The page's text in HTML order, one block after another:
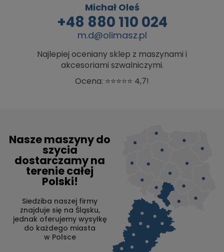
Michał Oleś
+48 880 110 024
m.d@olimasz.pl
Najlepiej oceniany sklep z maszynami i
akcesoriami szwalniczymi.
Ocena: ⭐⭐⭐⭐⭐ 4,7!
Nasze maszyny do
szycia
dostarczamy na
terenie całej
Polski!
Siedziba naszej firmy
znajduje się na Śląsku,
jednak oferujemy wysyłkę
do każdego miasta
w Polsce